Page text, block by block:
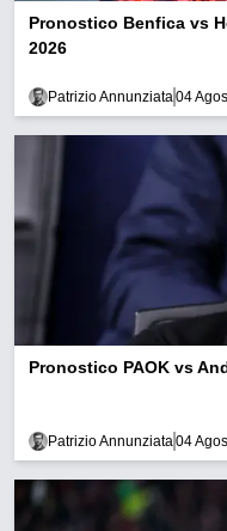
Pronostico Benfica vs
2026
Patrizio Annunziata04
Pronostico PAOK vs
Patrizio Annunziata04